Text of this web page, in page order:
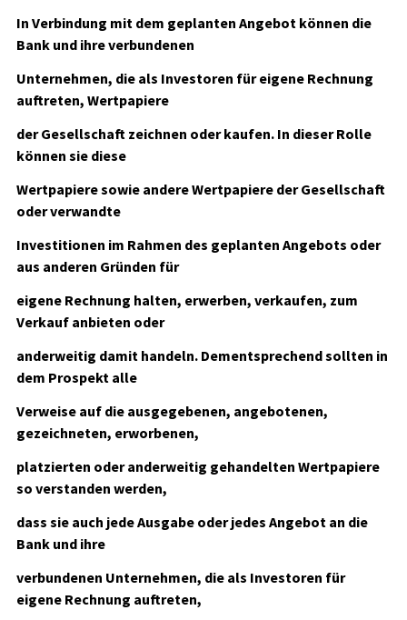
In Verbindung mit dem geplanten Angebot können die
Bank und ihre verbundenen
Unternehmen, die als Investoren für eigene Rechnung
auftreten, Wertpapiere
der Gesellschaft zeichnen oder kaufen. In dieser Rolle
können sie diese
Wertpapiere sowie andere Wertpapiere der Gesellschaft
oder verwandte
Investitionen im Rahmen des geplanten Angebots oder
aus anderen Gründen für
eigene Rechnung halten, erwerben, verkaufen, zum
Verkauf anbieten oder
anderweitig damit handeln. Dementsprechend sollten in
dem Prospekt alle
Verweise auf die ausgegebenen, angebotenen,
gezeichneten, erworbenen,
platzierten oder anderweitig gehandelten Wertpapiere
so verstanden werden,
dass sie auch jede Ausgabe oder jedes Angebot an die
Bank und ihre
verbundenen Unternehmen, die als Investoren für
eigene Rechnung auftreten,